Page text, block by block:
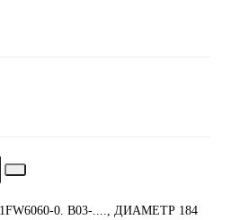
0. B03-...., ДИАМЕТР 184